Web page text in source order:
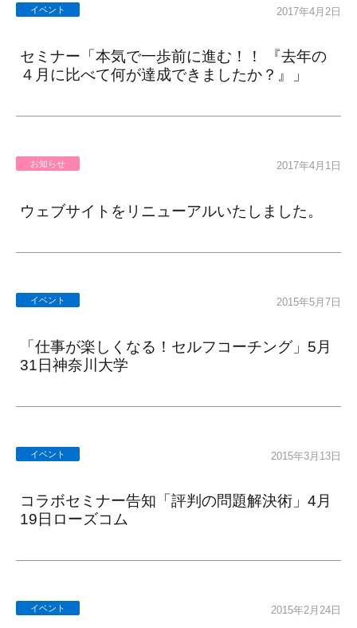
イベント 2017年4月2日
セミナー「本気で一歩前に進む！！ 『去年の
４月に比べて何が達成できましたか？』」
お知らせ 2017年4月1日
ウェブサイトをリニューアルいたしました。
イベント 2015年5月7日
「仕事が楽しくなる！セルフコーチング」5月
31日神奈川大学
イベント 2015年3月13日
コラボセミナー告知「評判の問題解決術」4月
19日ローズコム
イベント 2015年2月24日